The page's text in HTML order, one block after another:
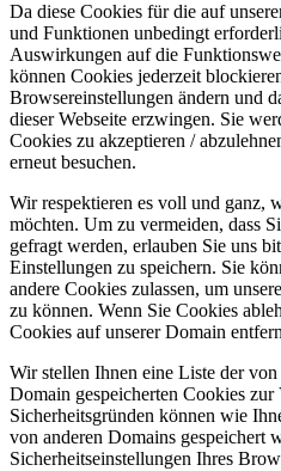
Da diese Cookies für die auf
und Funktionen unbedingt
Auswirkungen auf die
können Cookies jederzeit
Browsereinstellungen ändern und
dieser Webseite erzwingen. Sie
Cookies zu akzeptieren /
erneut besuchen.
Wir respektieren es voll und ganz,
möchten. Um zu vermeiden, dass
gefragt werden, erlauben Sie uns
Einstellungen zu speichern. Sie
andere Cookies zulassen, um
zu können. Wenn Sie Cookies
Cookies auf unserer Domain
Wir stellen Ihnen eine Liste der
Domain gespeicherten Cookies
Sicherheitsgründen können wie
von anderen Domains gespeichert
Sicherheitseinstellungen Ihres